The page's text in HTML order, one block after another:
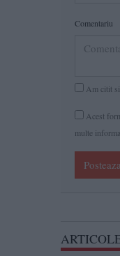
Comentariu
Am citit
Acest
multe